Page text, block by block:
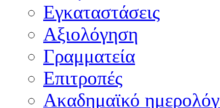
Εγκαταστάσεις
Αξιολόγηση
Γραμματεία
Επιτροπές
Ακαδημαϊκό